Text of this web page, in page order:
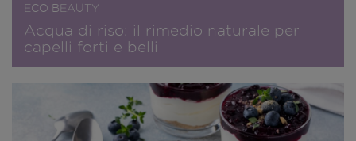
ECO BEAUTY
Acqua di riso: il rimedio naturale per
capelli forti e belli